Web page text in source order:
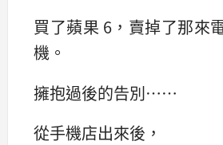
買了蘋果 6，賣掉了那來
機。
擁抱過後的告別……
從手機店出來後，